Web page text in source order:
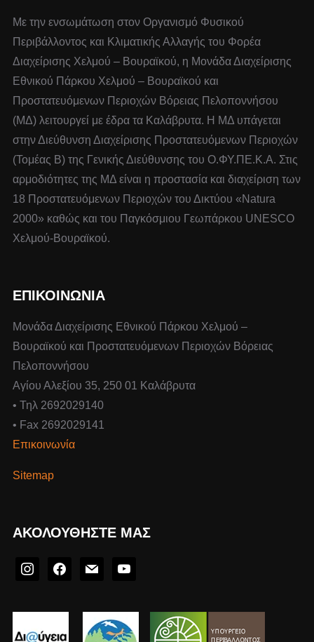
Με την ενσωμάτωση στον Οργανισμό Φυσικού
Περιβάλλοντος και Κλιματικής Αλλαγής του Φορέα
Διαχείρισης Χελμού – Βουραϊκού, η Μονάδα Διαχείρισης
Εθνικού Πάρκου Χελμού – Βουραϊκού και
Προστατευόμενων Περιοχών Βόρειας Πελοποννήσου
(ΜΔ) λειτουργεί με έδρα τα Καλάβρυτα. Η ΜΔ υπάγεται
στην Διεύθυνση Διαχείρισης Προστατευόμενων Περιοχών
(Τομέας Β) της Γενικής Διεύθυνσης του Ο.ΦΥ.ΠΕ.Κ.Α. Στις
αρμοδιότητες της ΜΔ είναι η προστασία και διαχείριση των
18 Προστατευόμενων Περιοχών του Δικτύου «Natura
2000» καθώς και του Παγκόσμιου Γεωπάρκου UNESCO
Χελμού-Βουραϊκού.
ΕΠΙΚΟΙΝΩΝΙΑ
Μονάδα Διαχείρισης Εθνικού Πάρκου Χελμού –
Βουραϊκού και Προστατευόμενων Περιοχών Βόρειας
Πελοποννήσου
Αγίου Αλεξίου 35, 250 01 Καλάβρυτα
• Τηλ 2692029140
• Fax 2692029141
Επικοινωνία
Sitemap
ΑΚΟΛΟΥΘΉΣΤΕ ΜΑΣ
instagramfacebookmail youtube